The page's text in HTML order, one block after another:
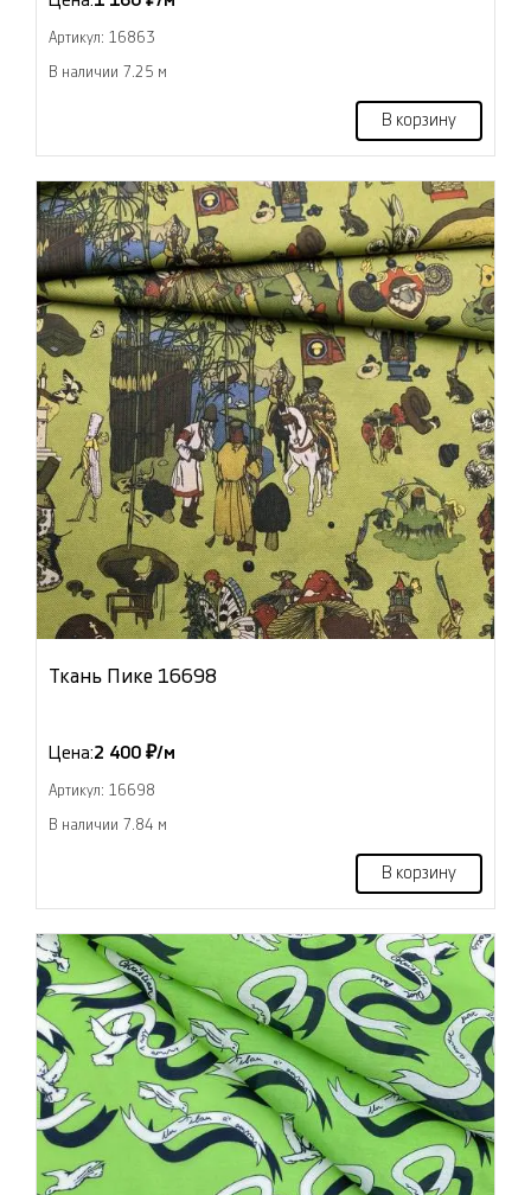
Артикул: 16863
В наличии 7.25 м
В корзину
Ткань Пике 16698
Цена:2 400 ₽/м
Артикул: 16698
В наличии 7.84 м
В корзину